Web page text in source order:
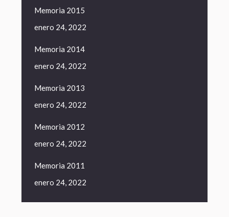
Memoria 2015
enero 24, 2022
Memoria 2014
enero 24, 2022
Memoria 2013
enero 24, 2022
Memoria 2012
enero 24, 2022
Memoria 2011
enero 24, 2022